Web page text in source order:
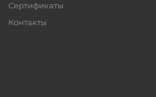
Сертификаты
Контакты